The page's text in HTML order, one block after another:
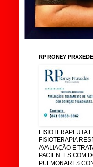
RP RONEY
FISIOTERAPEUTA
FISIOTERAPIA
AVALIAÇÃO E
PACIENTES COM
PULMONARES